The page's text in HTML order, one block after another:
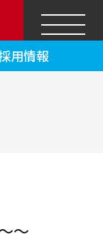
用情報
～